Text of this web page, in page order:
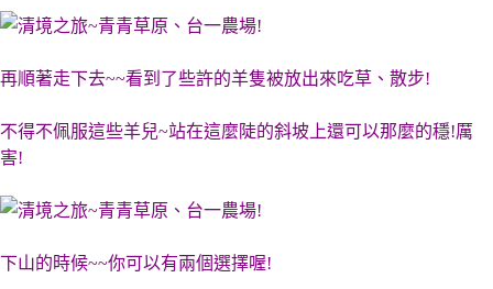
再順著走下去~~看到了些許的羊隻被放出來吃草、散步!
不得不佩服這些羊兒~站在這麼陡的斜坡上還可以那麼的穩!厲
害!
下山的時候~~你可以有兩個選擇喔!